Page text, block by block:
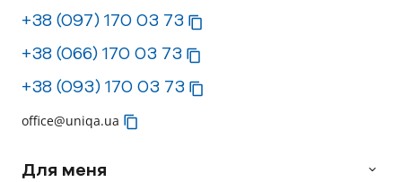
+38 (097) 170 03 73
+38 (066) 170 03 73
+38 (093) 170 03 73
office@uniqa.ua
Для меня